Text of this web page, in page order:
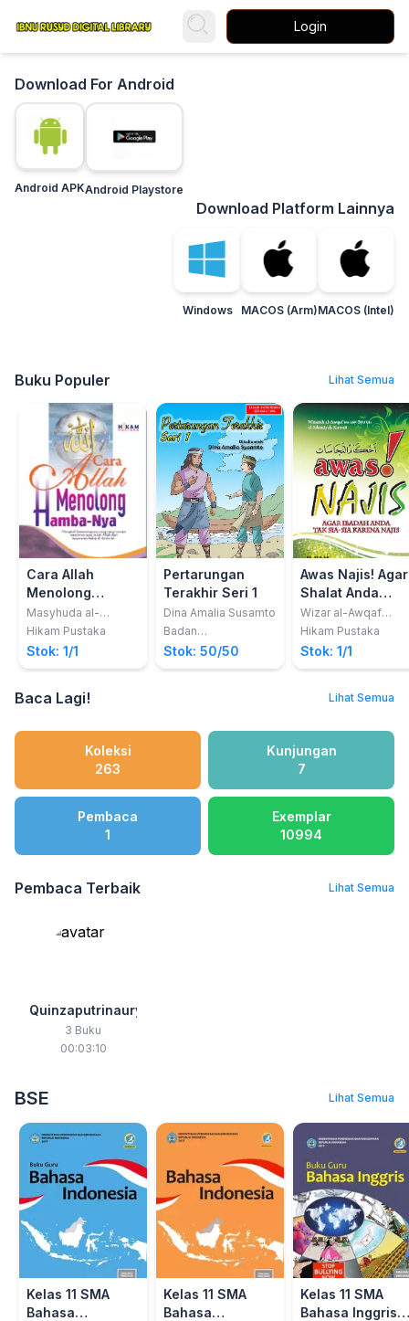
Login
Download For Android
Android APKAndroid Playstore
Download Platform Lainnya
Windows MACOS (Arm)MACOS (Intel)
Buku Populer Lihat Semua
Cara Allah
Menolong
Hamba-Nya
Masyhuda al-
Mawwaz
Hikam Pustaka
Stok: 1/1
Pertarungan
Terakhir Seri 1
Dina Amalia Susamto
Badan
Pengembangan dan
Pembinaan Bahasa
Stok: 50/50
Awas Najis! Agar
Shalat Anda
Tidak Batal
Karena Najis
Wizar al-Awqaf
Wats-Tsu'un al-
Hikam Pustaka
Stok: 1/1
Baca Lagi! Lihat Semua
Koleksi
263
Kunjungan
7
Pembaca
1
Exemplar
10994
Pembaca Terbaik Lihat Semua
Quinzaputrinauryn
3 Buku
00:03:10
BSE Lihat Semua
Kelas 11 SMA
Bahasa
Kelas 11 SMA
Bahasa
Kelas 11 SMA
Bahasa Inggris